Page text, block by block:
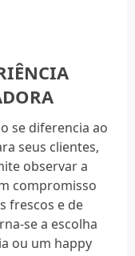
se diferencia ao
seus clientes,
observar a
compromisso
frescos e de
se a escolha
ou um happy